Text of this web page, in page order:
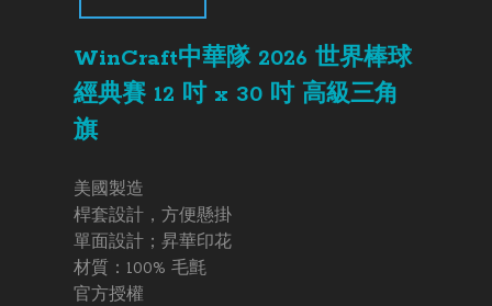
WinCraft中華隊 2026 世界棒球
經典賽 12 吋 x 30 吋 高級三角
旗
美國製造
桿套設計，方便懸掛
單面設計；昇華印花
材質：100% 毛氈
官方授權